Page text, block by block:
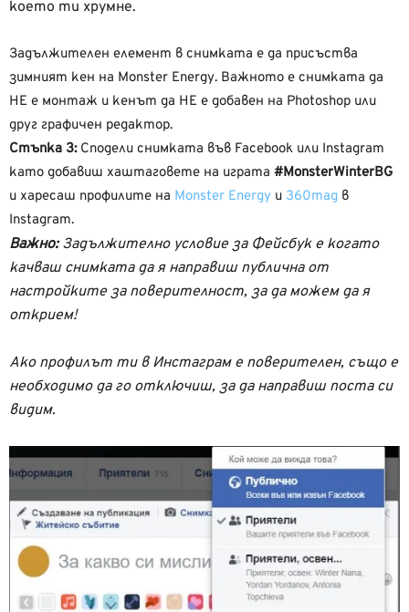
което ти хрумне.
Задължителен елемент в снимката е да присъства
зимният кен на Monster Energy. Важното е снимката да
НЕ е монтаж и кенът да НЕ е добавен на Photoshop или
друг графичен редактор.
Стъпка 3:Сподели снимката във Facebook или Instagram
като добавиш хаштаговете на играта #MonsterWinterBG
и харесаш профилите на Monster Energy и 360mag в
Instagram.
Важно:Задължително условие за Фейсбук е когато
качваш снимката да я направиш публична от
настройките за поверителност, за да можем да я
открием!
Ако профилът ти в Инстаграм е поверителен, също е
необходимо да го отключиш, за да направиш поста си
видим.